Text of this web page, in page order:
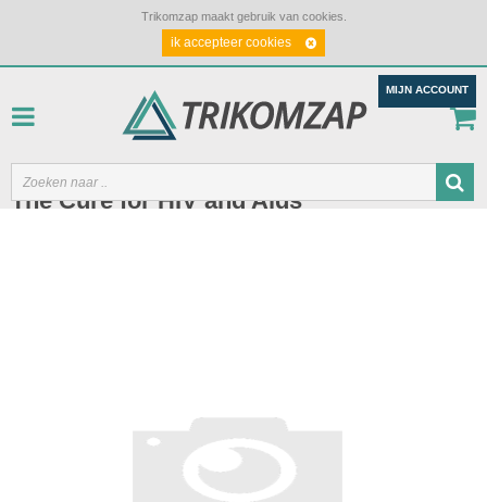
Trikomzap maakt gebruik van cookies.
ik accepteer cookies
MIJN ACCOUNT
The Cure for HIV and Aids